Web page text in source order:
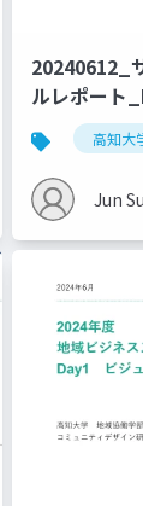
デザイン思考
20240612_
ルレポート
高知大
Jun